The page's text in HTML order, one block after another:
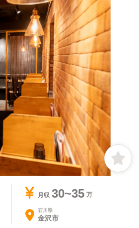
月収 30~35
石川県
金沢市